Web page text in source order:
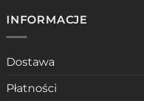
INFORMACJE
Dostawa
Płatności